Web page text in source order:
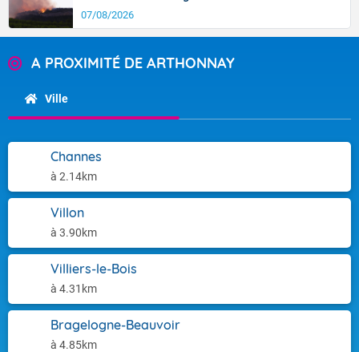
07/08/2026
A PROXIMITÉ DE ARTHONNAY
Ville
Channes
à 2.14km
Villon
à 3.90km
Villiers-le-Bois
à 4.31km
Bragelogne-Beauvoir
à 4.85km